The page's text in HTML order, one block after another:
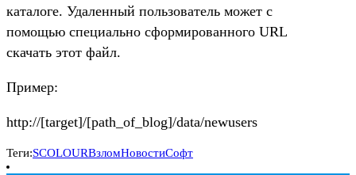
каталоге. Удаленный пользователь может с
помощью специально сформированного URL
скачать этот файл.
Пример:
http://[target]/[path_of_blog]/data/newusers
Теги:SCOLOURВзломНовостиСофт